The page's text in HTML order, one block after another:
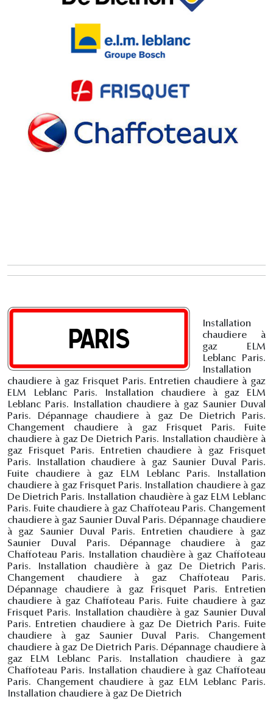
Installation
chaudiere à
gaz ELM
Leblanc Paris.
Installation
chaudiere à gaz Frisquet Paris. Entretien chaudiere à gaz
ELM Leblanc Paris. Installation chaudiere à gaz ELM
Leblanc Paris. Installation chaudiere à gaz Saunier Duval
Paris. Dépannage chaudiere à gaz De Dietrich Paris.
Changement chaudiere à gaz Frisquet Paris. Fuite
chaudiere à gaz De Dietrich Paris. Installation chaudière à
gaz Frisquet Paris. Entretien chaudiere à gaz Frisquet
Paris. Installation chaudiere à gaz Saunier Duval Paris.
Fuite chaudiere à gaz ELM Leblanc Paris. Installation
chaudiere à gaz Frisquet Paris. Installation chaudiere à gaz
De Dietrich Paris. Installation chaudière à gaz ELM Leblanc
Paris. Fuite chaudiere à gaz Chaffoteau Paris. Changement
chaudiere à gaz Saunier Duval Paris. Dépannage chaudiere
à gaz Saunier Duval Paris. Entretien chaudiere à gaz
Saunier Duval Paris. Dépannage chaudiere à gaz
Chaffoteau Paris. Installation chaudière à gaz Chaffoteau
Paris. Installation chaudière à gaz De Dietrich Paris.
Changement chaudiere à gaz Chaffoteau Paris.
Dépannage chaudiere à gaz Frisquet Paris. Entretien
chaudiere à gaz Chaffoteau Paris. Fuite chaudiere à gaz
Frisquet Paris. Installation chaudière à gaz Saunier Duval
Paris. Entretien chaudiere à gaz De Dietrich Paris. Fuite
chaudiere à gaz Saunier Duval Paris. Changement
chaudiere à gaz De Dietrich Paris. Dépannage chaudiere à
gaz ELM Leblanc Paris. Installation chaudiere à gaz
Chaffoteau Paris. Installation chaudiere à gaz Chaffoteau
Paris. Changement chaudiere à gaz ELM Leblanc Paris.
Installation chaudiere à gaz De Dietrich